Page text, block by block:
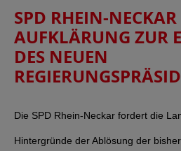
SPD RHEIN-
AUFKLÄRUNG ZUR
DES NEUEN
Die SPD Rhein-Neckar fordert die
Hintergründe der Ablösung der